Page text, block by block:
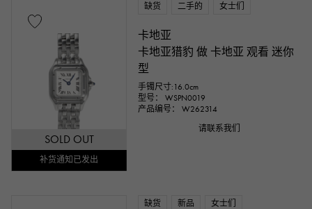
SOLD OUT
补货通知已发出
缺货 二手的 女士们
卡地亚
卡地亚猎豹 做 卡地亚 观看 迷你
型
手镯尺寸:16.0cm
型号： WSPN0019
产品编号： W262314
请联系我们
缺货 新品 女士们